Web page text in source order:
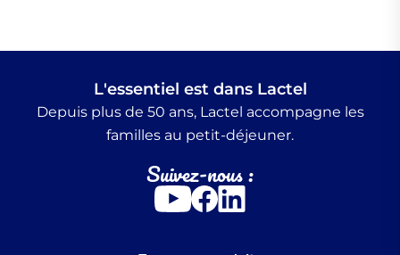
L'essentiel est dans Lactel
Depuis plus de 50 ans, Lactel accompagne les
familles au petit-déjeuner.
Suivez-nous :